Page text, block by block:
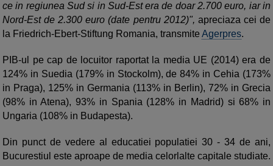
ce in regiunea Sud si in Sud-Est era de doar 2.700 euro, iar in
Nord-Est de 2.300 euro (date pentru 2012)", apreciaza cei de
la Friedrich-Ebert-Stiftung Romania, transmite Agerpres.
PIB-ul pe cap de locuitor raportat la media UE (2014) era de
124% in Suedia (179% in Stockolm), de 84% in Cehia (173%
in Praga), 125% in Germania (113% in Berlin), 72% in Grecia
(98% in Atena), 93% in Spania (128% in Madrid) si 68% in
Ungaria (108% in Budapesta).
Din punct de vedere al educatiei populatiei 30 - 34 de ani,
Bucurestiul este aproape de media celorlalte capitale studiate.